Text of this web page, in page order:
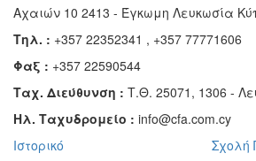
Αχαιών 10 2413 - Έγκωμη Λευκωσία
Τηλ. : +357 22352341 , +357 77771606
Φαξ : +357 22590544
Ταχ. Διεύθυνση : Τ.Θ. 25071, 1306 -
Ηλ. Ταχυδρομείο : info@cfa.com.cy
Ιστορικό
Σχολή